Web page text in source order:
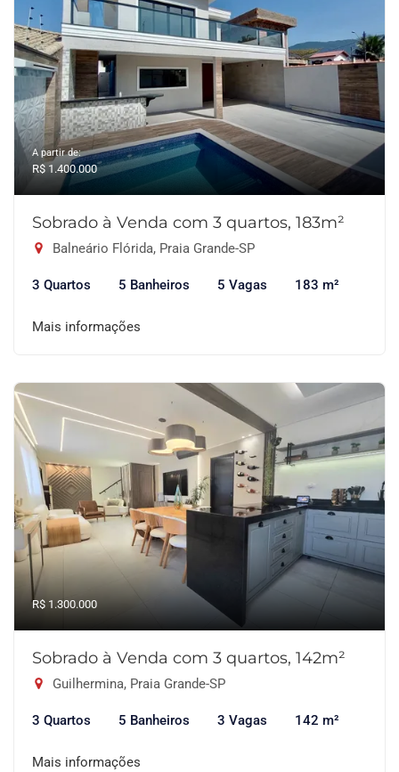
A partir de:
R$ 1.400.000
Sobrado à Venda com 3 quartos, 183m²
Balneário Flórida, Praia Grande-SP
3 Quartos 5 Banheiros 5 Vagas 183 m²
Mais informações
R$ 1.300.000
Sobrado à Venda com 3 quartos, 142m²
Guilhermina, Praia Grande-SP
3 Quartos 5 Banheiros 3 Vagas 142 m²
Mais informações